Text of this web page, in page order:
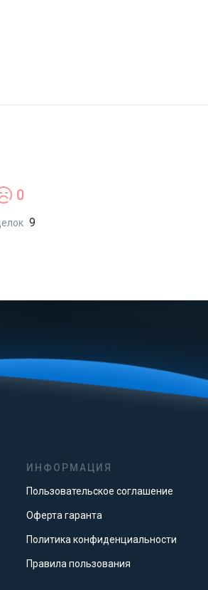
0
9
ИНФОРМАЦИЯ
Пользовательское соглашение
Оферта гаранта
Политика конфиденциальности
Правила пользования